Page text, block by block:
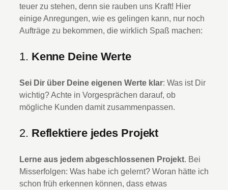
teuer zu stehen, denn sie rauben uns Kraft! Hier
einige Anregungen, wie es gelingen kann, nur noch
Aufträge zu bekommen, die wirklich Spaß machen:
1. Kenne Deine Werte
Sei Dir über Deine eigenen Werte klar: Was ist Dir
wichtig? Achte in Vorgesprächen darauf, ob
mögliche Kunden damit zusammenpassen.
2. Reflektiere jedes Projekt
Lerne aus jedem abgeschlossenen Projekt. Bei
Misserfolgen: Was habe ich gelernt? Woran hätte ich
schon früh erkennen können, dass etwas